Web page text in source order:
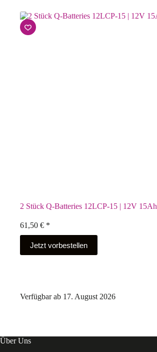
2 Stück Q-Batteries 12LCP-15 | 12V 15Ah
61,50 € *
Jetzt vorbestellen
Verfügbar ab 17. August 2026
Über Uns